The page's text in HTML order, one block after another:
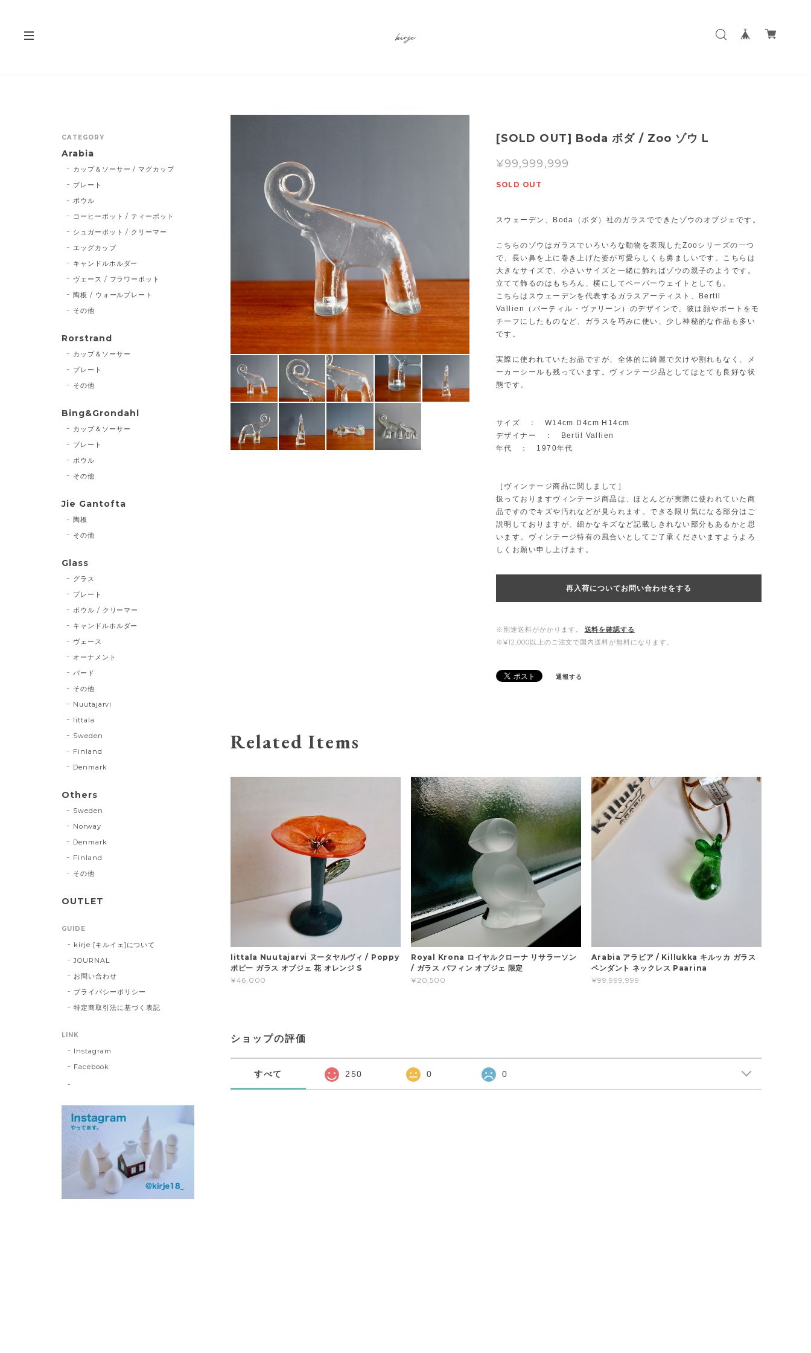
[SOLD OUT] Boda ボダ / Zoo ゾウ L
¥99,999,999
SOLD OUT
スウェーデン、Boda（ボダ）社のガラスでできたゾウのオブジェです。
こちらのゾウはガラスでいろいろな動物を表現したZooシリーズの一つ
で、長い鼻を上に巻き上げた姿が可愛らしくも勇ましいです。こちらは
大きなサイズで、小さいサイズと一緒に飾ればゾウの親子のようです。
立てて飾るのはもちろん、横にしてペーパーウェイトとしても。
こちらはスウェーデンを代表するガラスアーティスト、Bertil
Vallien（バーティル・ヴァリーン）のデザインで、彼は顔やボートをモ
チーフにしたものなど、ガラスを巧みに使い、少し神秘的な作品も多い
です。
実際に使われていたお品ですが、全体的に綺麗で欠けや割れもなく、メ
ーカーシールも残っています。ヴィンテージ品としてはとても良好な状
態です。
サイズ ： W14cm D4cm H14cm
デザイナー ： Bertil Vallien
年代 ： 1970年代
［ヴィンテージ商品に関しまして］
扱っておりますヴィンテージ商品は、ほとんどが実際に使われていた商
品ですのでキズや汚れなどが見られます。できる限り気になる部分はご
説明しておりますが、細かなキズなど記載しきれない部分もあるかと思
います。ヴィンテージ特有の風合いとしてご了承くださいますようよろ
しくお願い申し上げます。
再入荷についてお問い合わせをする
※別途送料がかかります。
送料を確認する
※¥12,000以上のご注文で国内送料が無料になります。
通報する
Related Items
Iittala Nuutajarvi ヌータヤルヴィ / Poppy
ポピー ガラス オブジェ 花 オレンジ S
¥46,000
Royal Krona ロイヤルクローナ リサラーソン
/ ガラス パフィン オブジェ 限定
¥20,500
Arabia アラビア / Killukka キルッカ ガラス
ペンダント ネックレス Paarina
¥99,999,999
ショップの評価
すべて 250 0 0
CATEGORY
Arabia
カップ＆ソーサー / マグカップ
プレート
ボウル
コーヒーポット / ティーポット
シュガーポット / クリーマー
エッグカップ
キャンドルホルダー
ヴェース / フラワーポット
陶板 / ウォールプレート
その他
Rorstrand
カップ＆ソーサー
プレート
その他
Bing&Grondahl
カップ＆ソーサー
プレート
ボウル
その他
Jie Gantofta
陶板
その他
Glass
グラス
プレート
ボウル / クリーマー
キャンドルホルダー
ヴェース
オーナメント
バード
その他
Nuutajarvi
Iittala
Sweden
Finland
Denmark
Others
Sweden
Norway
Denmark
Finland
その他
OUTLET
GUIDE
kirje [キルイェ]について
JOURNAL
お問い合わせ
プライバシーポリシー
特定商取引法に基づく表記
LINK
Instagram
Facebook